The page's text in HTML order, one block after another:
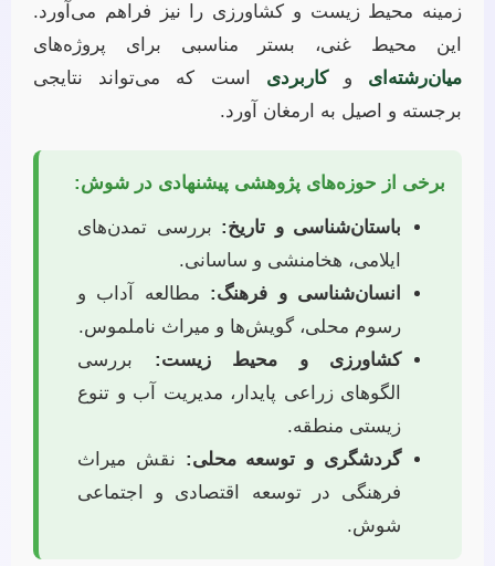
زمینه محیط زیست و کشاورزی را نیز فراهم می‌آورد.
این محیط غنی، بستر مناسبی برای پروژه‌های
میان‌رشته‌ای وکاربردی است که می‌تواند نتایجی
برجسته و اصیل به ارمغان آورد.
برخی از حوزه‌های پژوهشی پیشنهادی در شوش:
باستان‌شناسی و تاریخ: بررسی تمدن‌های
ایلامی، هخامنشی و ساسانی.
انسان‌شناسی و فرهنگ: مطالعه آداب و
رسوم محلی، گویش‌ها و میراث ناملموس.
کشاورزی و محیط زیست: بررسی
الگوهای زراعی پایدار، مدیریت آب و تنوع
زیستی منطقه.
گردشگری و توسعه محلی: نقش میراث
فرهنگی در توسعه اقتصادی و اجتماعی
شوش.